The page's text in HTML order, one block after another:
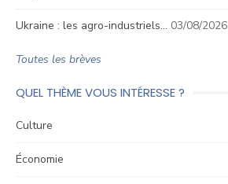
Ukraine : les agro-industriels… 03/08/2026
Toutes les brèves
QUEL THÈME VOUS INTÉRESSE ?
Culture
Économie